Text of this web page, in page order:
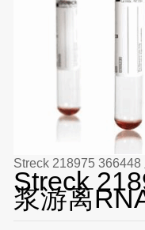
Streck 218975
Streck
浆游离